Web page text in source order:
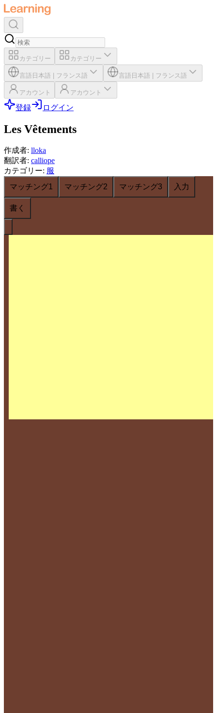
カテゴリー カテゴリー
言語 日本語 フランス語 言語 日本語 フランス語
アカウント アカウント
登録 ログイン
Les Vêtements
作成者: lloka
翻訳者: calliope
カテゴリー: 服
マッチング1
マッチング2 マッチング3 入力
書く